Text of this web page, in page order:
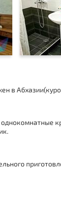
в
однокомнатные